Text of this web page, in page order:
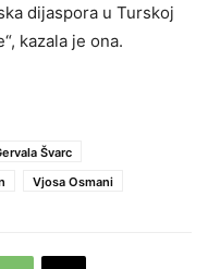
dijaspora u Turskoj
kazala je ona.
Švarc
Vjosa Osmani